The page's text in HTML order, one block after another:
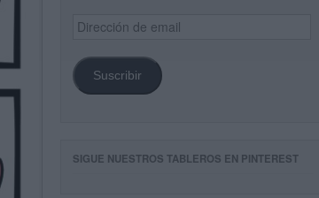
Dirección
de
Suscribir
SIGUE NUESTROS TABLEROS EN PINTEREST